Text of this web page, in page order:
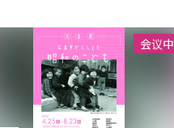
会议中